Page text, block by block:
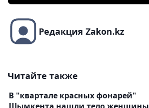
Редакция Zakon.kz
Читайте также
В "квартале красных фонарей"